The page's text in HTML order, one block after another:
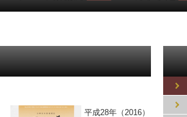
平成28年（2016）